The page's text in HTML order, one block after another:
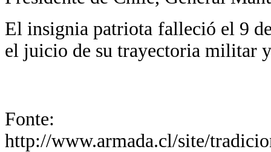
El insignia patriota falleció el 9
el juicio de su trayectoria militar
Fonte:
http://www.armada.cl/site/